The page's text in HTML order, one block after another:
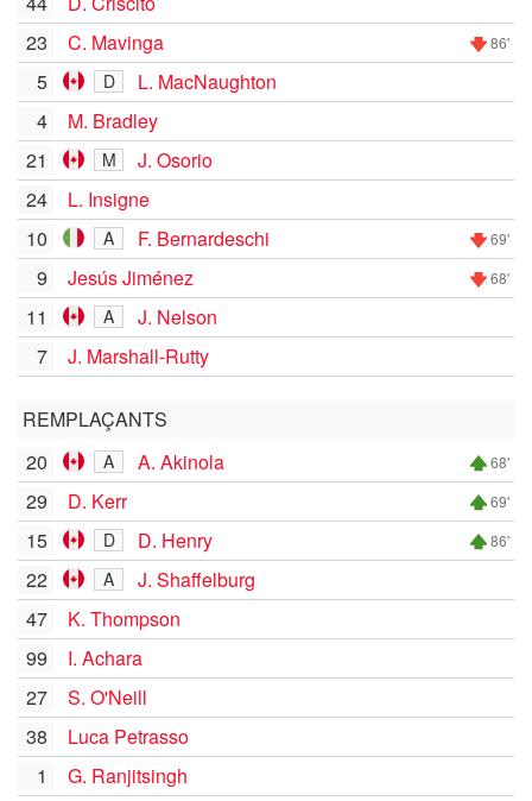
23
C. Mavinga 86'
5 D
L. MacNaughton
4
M. Bradley
21
M
J. Osorio
24
L. Insigne
10
A F. Bernardeschi 69'
9 Jesús Jiménez 68'
11 A
J. Nelson
7
J. Marshall-Rutty
REMPLAÇANTS
20
A A. Akinola 68'
29 D. Kerr 69'
15 D D. Henry 86'
22 A
J. Shaffelburg
47
K. Thompson
99
I. Achara
27
S. O'Neill
38
Luca Petrasso
1
G. Ranjitsingh